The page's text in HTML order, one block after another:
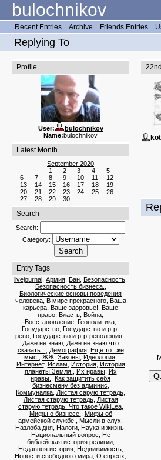
bulochnikov
Recent Entries Archive Friends Entries
Replying To
Profile
User:
bulochnikov
Name:bulochnikov
Latest Month
September 2020
1
2 3 4
5
6
7 8 9 10 11
12
13
14 15 16 17 18
19
20
21 22 23 24 25
26
27
28 29 30
Search
Search:
Category:
Entry Tags
livejournal Армия Бан Безопасность
Безопасность бизнеса.
Биологические основы поведения
человека, В мире прекрасного, Ваша
карьера Ваше здоровье! Ваше
право Власть Война
Восстановление Геополитика
Государство Государство и р-р-
рево Государство и р-р-революция.
Даже не знаю Даже не знаю что
сказать...
Демография, Ещё тот же
мыс.
ЖЖ Законы Идеология
Интернет, Ислам История, История
планеты Земля.
Их нравы, Их
нравы.
Как защитить себя
бизнесмену без админис
Коммуналка Листая сарую тетрадь
Листая старую тетрадь, Листая
старую тетрадь: Что такое WikiLea,
Мифы о бизнесе.
Мифы об
армейской службе.
Мысли в слух
Назлоба дня Налоги Наука и жизнь
Национальный вопрос Не
библейская история религии,
Недавняя история, Недвижимость,
Новости свободного мира О евреях